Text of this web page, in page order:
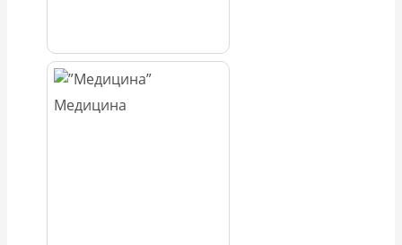
Медицина